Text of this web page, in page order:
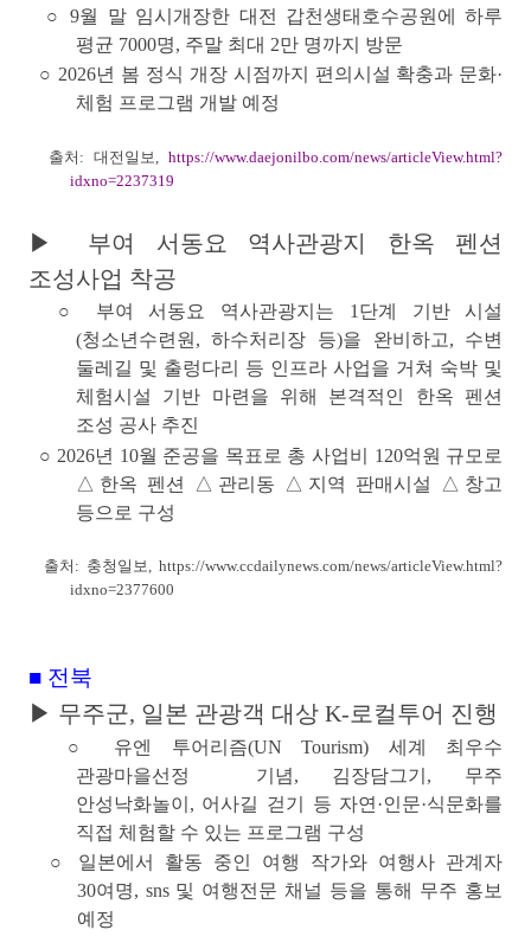
○ 9월 말 임시개장한 대전 갑천생태호수공원 에 하루
평균 7000명, 주말 최대 2만 명까지 방문
○ 2026년 봄 정식 개장 시점까지 편의시설 확충과 문화·
체험 프로그램 개발 예정
출처: 대전일보,https://www.daejonilbo.com/news/articleView.html?
idxno=2237319
▶ 부여 서동요 역사관광지 한옥 펜션
조성사업 착공
○ 부여 서동요 역사관광지는 1단계 기반 시설
(청소년수련원, 하수처리장 등)을 완비하고, 수변
둘레길 및 출렁다리 등 인프라 사업을 거쳐 숙박 및
체험시설 기반 마련을 위해 본격적인 한옥 펜션
조성 공사 추진
○ 2026년 10월 준공을 목표로 총 사업비 120억원 규모로
△한옥 펜션 △관리동 △지역 판매시설 △창고
등으로 구성
출처: 충청일보,https://www.ccdailynews.com/news/articleView.html?
idxno=2377600
■ 전북
▶ 무주군, 일본 관광객 대상 K-로컬투어 진행
○ 유엔 투어리즘(UN Tourism) 세계 최우수
관광마을선정
기념, 김장담그기, 무주
안성낙화놀이, 어사길 걷기 등 자연·인문·식문화를
직접 체험할 수 있는 프로그램 구성
○ 일본에서 활동 중인 여행 작가와 여행사 관계자
30여명, sns 및 여행전문 채널 등을 통해 무주 홍보
예정